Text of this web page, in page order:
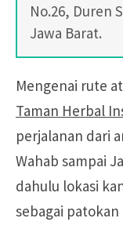
No.26, Duren
Jawa Barat.
Mengenai rute
Taman Herbal
perjalanan dari
Wahab sampai
dahulu lokasi
sebagai patokan